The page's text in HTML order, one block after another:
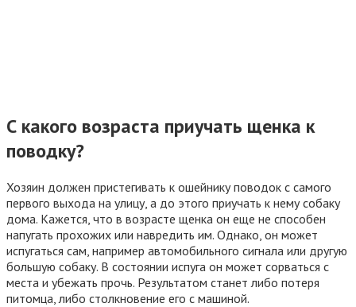
С какого возраста приучать щенка к
поводку?
Хозяин должен пристегивать к ошейнику поводок с самого
первого выхода на улицу, а до этого приучать к нему собаку
дома. Кажется, что в возрасте щенка он еще не способен
напугать прохожих или навредить им. Однако, он может
испугаться сам, например автомобильного сигнала или другую
большую собаку. В состоянии испуга он может сорваться с
места и убежать прочь. Результатом станет либо потеря
питомца, либо столкновение его с машиной.